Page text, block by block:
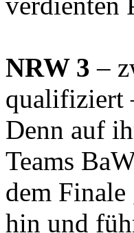
NRW 3 –
qualifiziert
Denn auf
Teams
dem Finale
hin und